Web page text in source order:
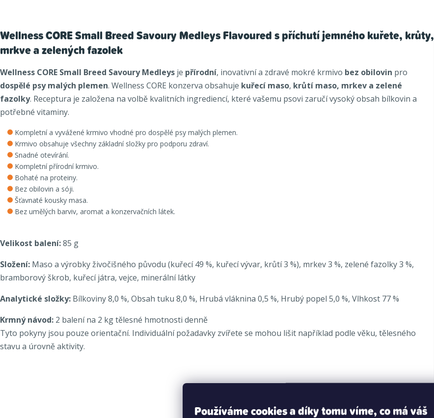
Používáme cookies a díky tomu víme, co má váš
Wellness CORE Small Breed Savoury Medleys Flavoured s příchutí jemného kuřete, krůty,
mrkve a zelených fazolek
Wellness CORE Small Breed Savoury Medleys je přírodní, inovativní a zdravé mokré krmivo bez obilovin pro
dospělé psy malých plemen. Wellness CORE konzerva obsahuje kuřecí maso, krůtí maso, mrkev a zelené
fazolky. Receptura je založena na volbě kvalitních ingrediencí, které vašemu psovi zaručí vysoký obsah bílkovin a
potřebné vitaminy.
Kompletní a vyvážené krmivo vhodné pro dospělé psy malých plemen.
Krmivo obsahuje všechny základní složky pro podporu zdraví.
Snadné otevírání.
Kompletní přírodní krmivo.
Bohaté na proteiny.
Bez obilovin a sóji.
Šťavnaté kousky masa.
Bez umělých barviv, aromat a konzervačních látek.
Velikost balení:85 g
Složení: Maso a výrobky živočišného původu (kuřecí 49 %, kuřecí vývar, krůtí 3 %), mrkev 3 %, zelené fazolky 3 %,
bramborový škrob, kuřecí játra, vejce, minerální látky
Analytické složky: Bílkoviny 8,0 %, Obsah tuku 8,0 %, Hrubá vláknina 0,5 %, Hrubý popel 5,0 %, Vlhkost 77 %
Krmný návod: 2 balení na 2 kg tělesné hmotnosti denně
Tyto pokyny jsou pouze orientační. Individuální požadavky zvířete se mohou lišit například podle věku, tělesného
stavu a úrovně aktivity.